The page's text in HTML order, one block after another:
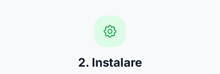
2. Instalare